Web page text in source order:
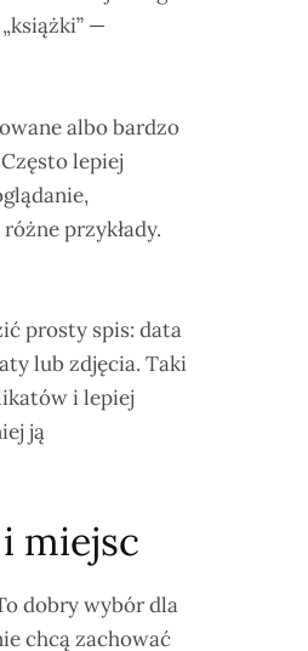
—
albo bardzo
lepiej
przykłady.
prosty spis: data
lub zdjęcia. Taki
i lepiej
ją
miejsc
dobry wybór dla
chcą zachować